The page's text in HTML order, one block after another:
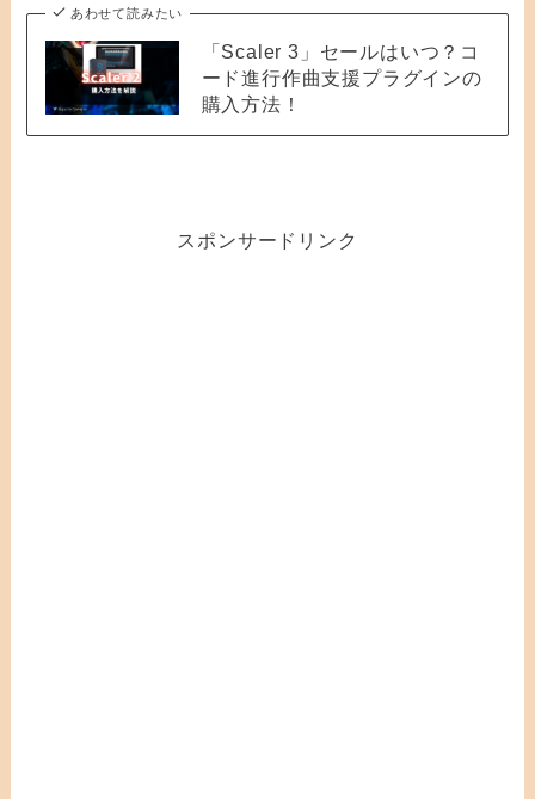
あわせて読みたい
「Scaler 3」セールはいつ？コ
ード進行作曲支援プラグインの
購入方法！
スポンサードリンク